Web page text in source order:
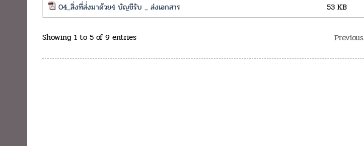
04_สิ่งที่ส่่งมาด้วย4 บัญชีรับ _ ส่งเอกสาร
53 KB
Showing 1 to 5 of 9 entries Previous